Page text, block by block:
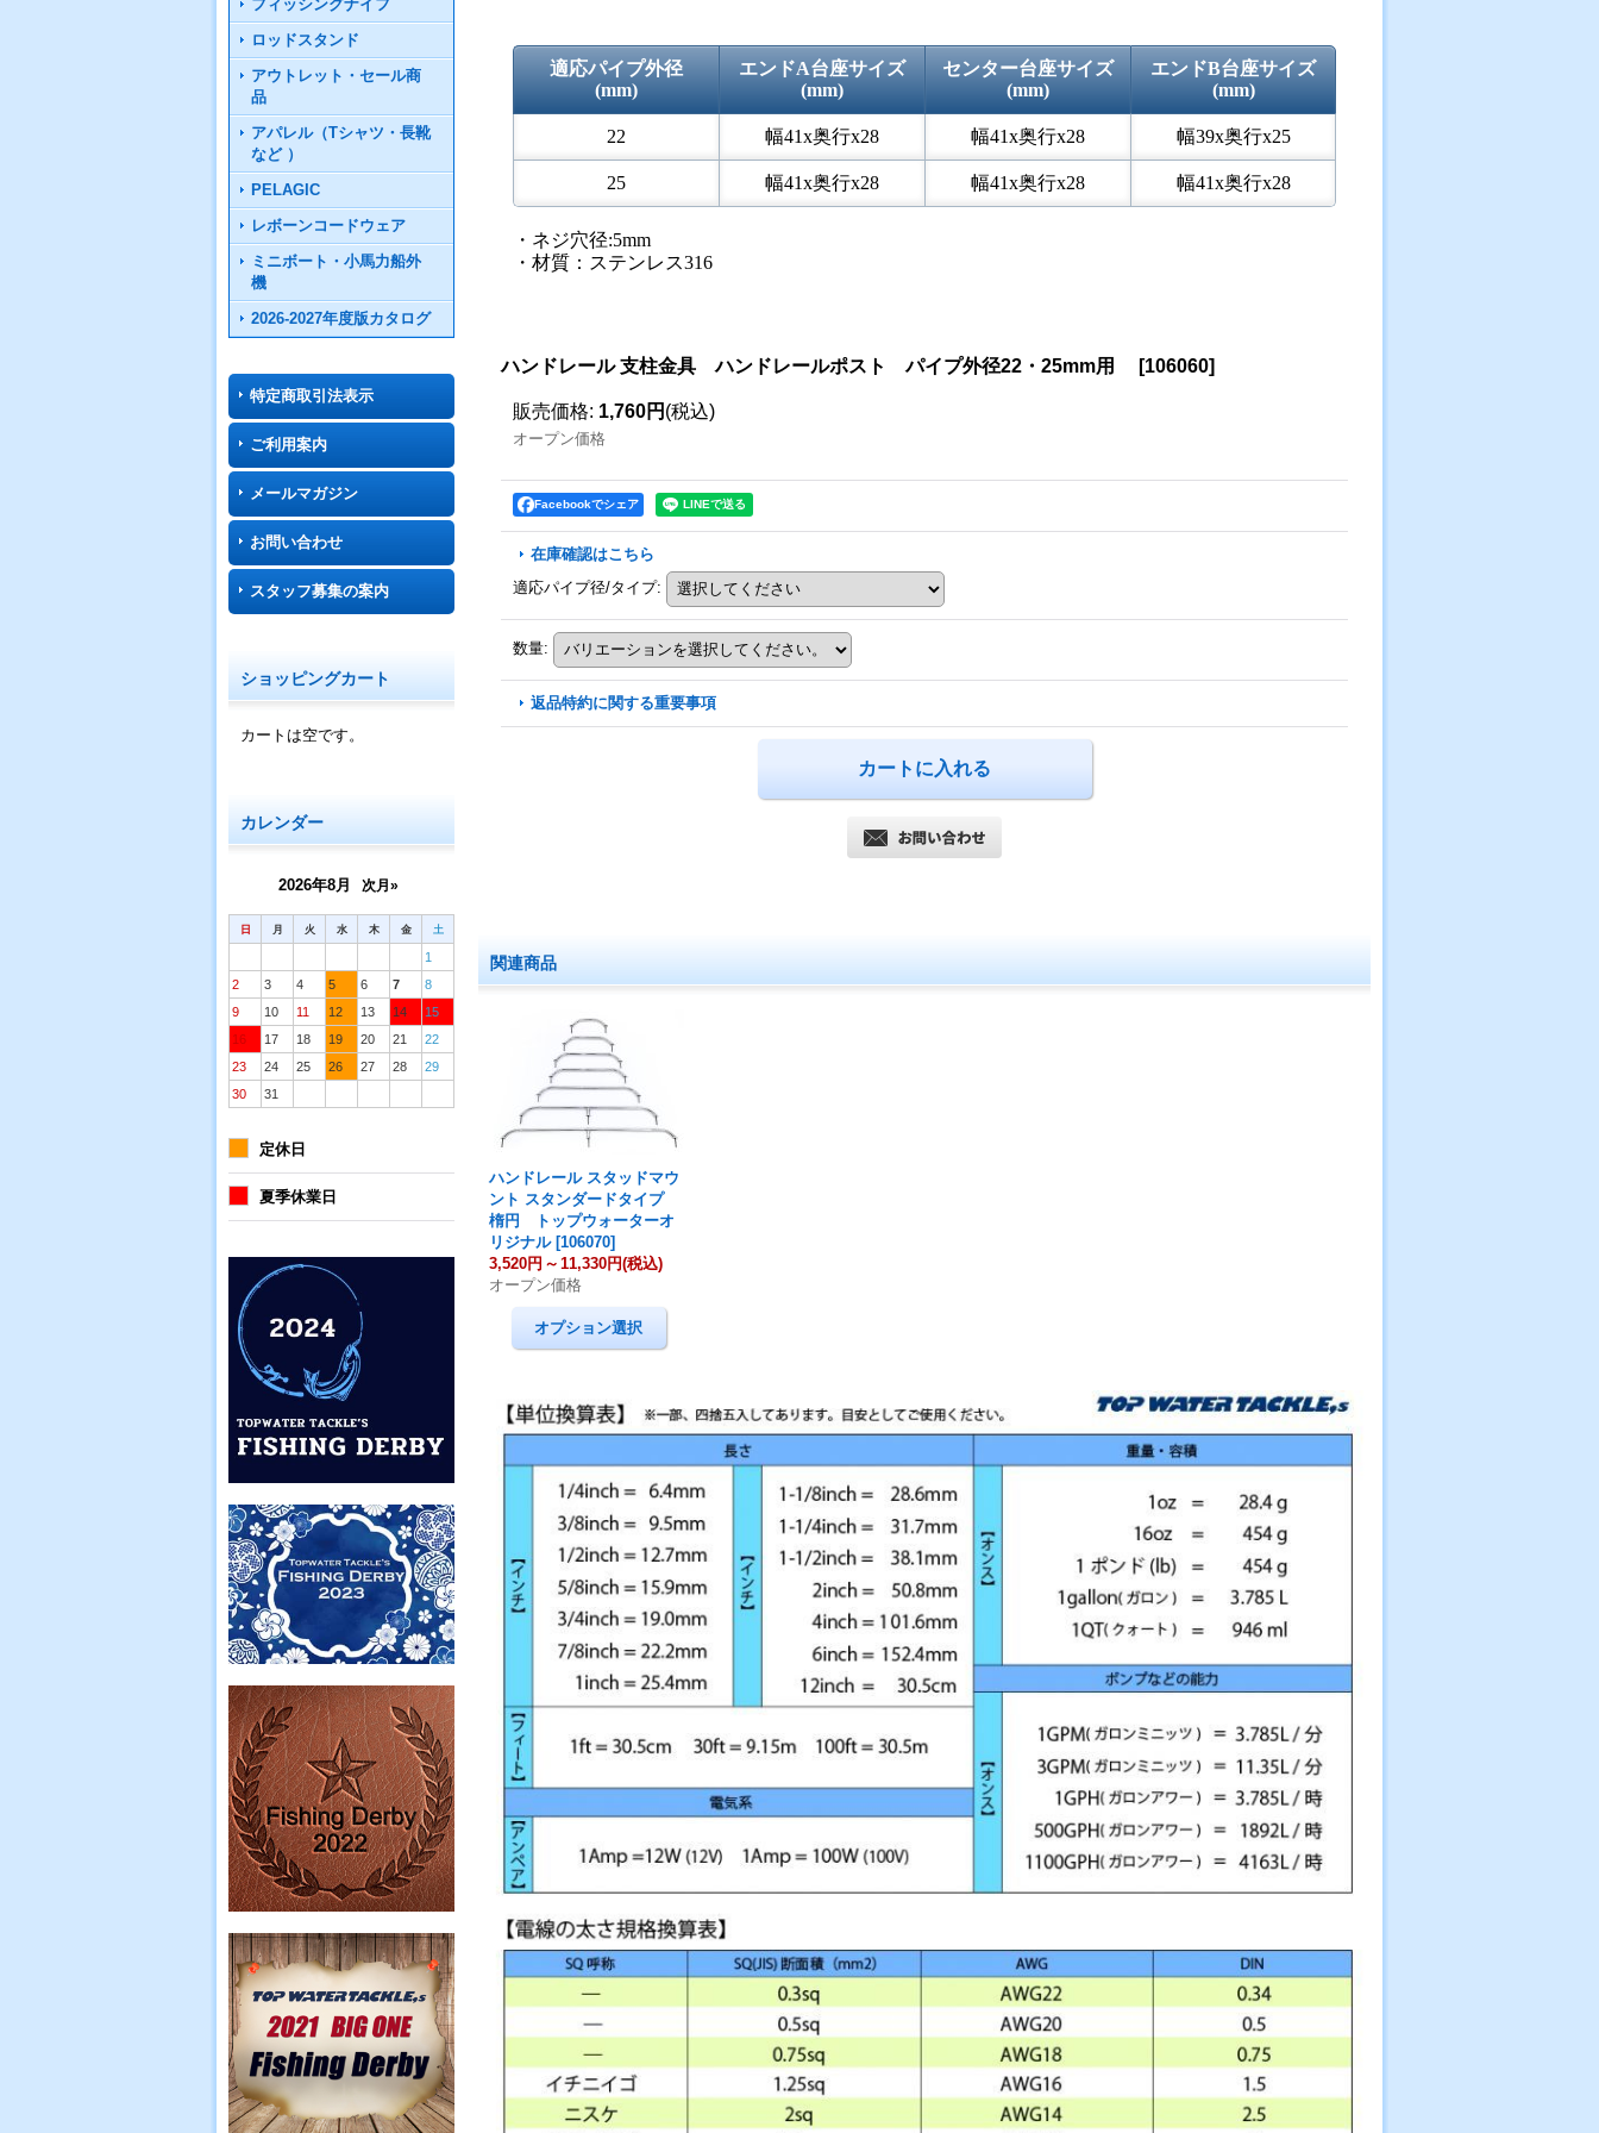
フィッシングナイフ
ロッドスタンド
アウトレット・セール商
品
アパレル（Tシャツ・長靴
など ）
PELAGIC
レボーンコードウェア
ミニボート・小馬力船外
機
2026-2027年度版カタログ
特定商取引法表示
ご利用案内
メールマガジン
お問い合わせ
スタッフ募集の案内
ショッピングカート
カートは空です。
カレンダー
2026年8月 次月»
日 月 火 水 木 金 土
1
2
3 4 5 6 7
8
9
10 11 12 13 14
15
16
17 18 19 20 21
22
23
24 25 26 27 28
29
30
31
定休日
夏季休業日
適応パイプ外径
(mm)
エンドA台座サイズ
(mm)
センター台座サイズ
(mm)
エンドB台座サイズ
(mm)
22 幅41x奥行x28 幅41x奥行x28 幅39x奥行x25
25 幅41x奥行x28 幅41x奥行x28 幅41x奥行x28
・ネジ穴径:5mm
・材質：ステンレス316
ハンドレール 支柱金具 ハンドレールポスト パイプ外径22・25mm用 [106060]
販売価格: 1,760円 (税込)
オープン価格
Facebookでシェア
在庫確認はこちら
適応パイプ径/タイプ:
数量:
返品特約に関する重要事項
関連商品
ハンドレール スタッドマウ
ント スタンダードタイプ
楕円 トップウォーターオ
リジナル [106070]
3,520円 ～ 11,330円(税込)
オープン価格